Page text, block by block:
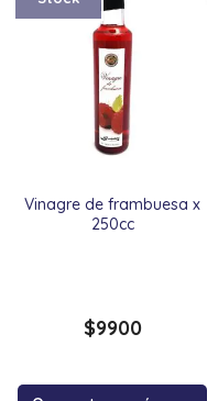
Vinagre de frambuesa x
250cc
$9900